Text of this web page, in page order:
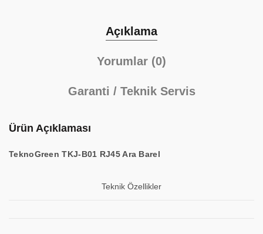
Açıklama
Yorumlar (0)
Garanti / Teknik Servis
Ürün Açıklaması
TeknoGreen TKJ-B01 RJ45 Ara Barel
Teknik Özellikler